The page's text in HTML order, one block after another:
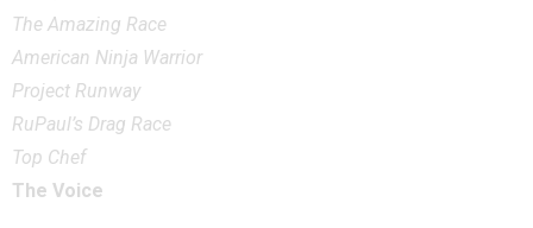
The Amazing Race
American Ninja Warrior
Project Runway
RuPaul’s Drag Race
Top Chef
The Voice